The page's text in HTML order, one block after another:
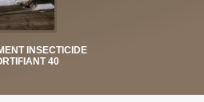
INSECTICIDE
40